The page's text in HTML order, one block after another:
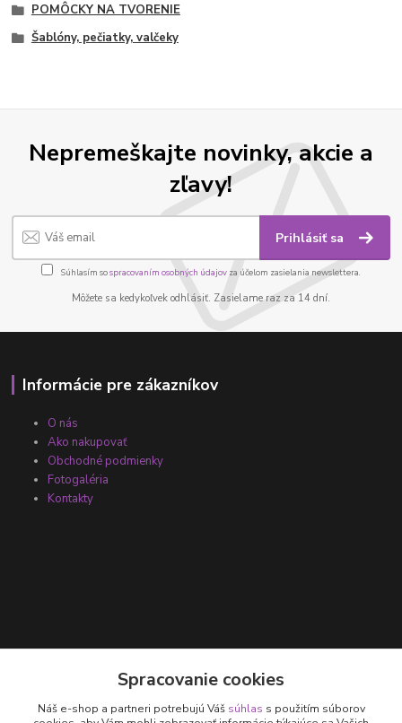
POMÔCKY NA TVORENIE
Šablóny, pečiatky, valčeky
Nepremeškajte novinky, akcie a
zľavy!
Prihlásiť sa
Súhlasím sospracovaním osobných údajov za účelom zasielania newslettera.
Môžete sa kedykoľvek odhlásiť. Zasielame raz za 14 dní.
Informácie pre zákazníkov
O nás
Ako nakupovať
Obchodné podmienky
Fotogaléria
Kontakty
+421 905 531 251
Spracovanie cookies
Náš e-shop a partneri potrebujú Váš súhlas s použitím súborov